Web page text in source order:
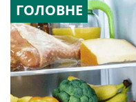
ГОЛОВНЕ